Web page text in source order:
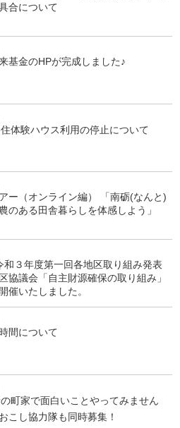
合について
基金のHPが完成しました♪
体験ハウス利用の停止について
ー（オンライン編） 「南砺(なんと)
のある田舎暮らしを体感しよう」
和３年度第一回各地区取り組み発表
議会「自主財源確保の取り組み」
催いたしました。
間について
町家で面白いことやってみません
こし協力隊も同時募集！